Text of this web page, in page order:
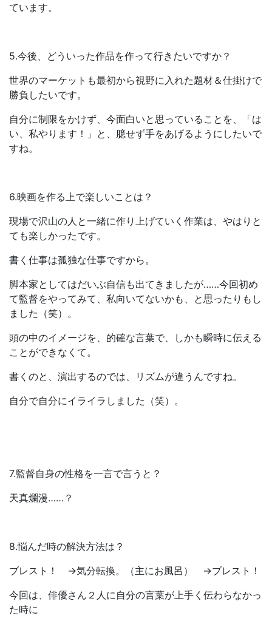
ています。
5.今後、どういった作品を作って行きたいですか？​
世界のマーケットも最初から視野に入れた題材＆仕掛けで
勝負したいです。
自分に制限をかけず、今面白いと思っていることを、「は
い、私やります！」と、臆せず手をあげるようにしたいで
すね。
6.映画を作る上で楽しいことは？
現場で沢山の人と一緒に作り上げていく作業は、やはりと
ても楽しかったです。
書く仕事は孤独な仕事ですから。
脚本家としてはだいぶ自信も出てきましたが……今回初め
て監督をやってみて、私向いてないかも、と思ったりもし
ました（笑）。
頭の中のイメージを、的確な言葉で、しかも瞬時に伝える
ことができなくて。
書くのと、演出するのでは、リズムが違うんですね。
自分で自分にイライラしました（笑）。
7.監督自身の性格を一言で言うと？
天真爛漫……？
8.悩んだ時の解決方法は？
ブレスト！ →気分転換。（主にお風呂） →ブレスト！
今回は、俳優さん２人に自分の言葉が上手く伝わらなかっ
た時に